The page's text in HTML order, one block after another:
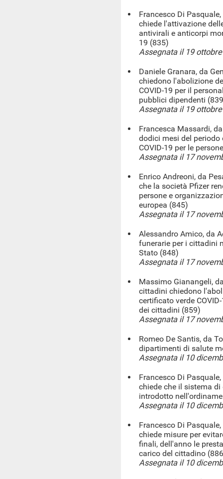
Francesco Di
chiede l'attivazione
antivirali e anticorpi
19 (835)
Assegnata il 19
Daniele Granara, da
chiedono l'abolizione
COVID-19 per il
pubblici dipendenti
Assegnata il 19
Francesca Massardi,
dodici mesi del
COVID-19 per le
Assegnata il 17
Enrico Andreoni, da
che la società Pfizer
persone e
europea (845)
Assegnata il 17
Alessandro Amico, da
funerarie per i cittadini
Stato (848)
Assegnata il 17
Massimo Gianangeli,
cittadini chiedono
certificato verde
dei cittadini (859)
Assegnata il 17
Romeo De Santis, da
dipartimenti di salute
Assegnata il 10
Francesco Di
chiede che il sistema
introdotto
Assegnata il 10
Francesco Di
chiede misure per
finali, dell'anno le
carico del cittadino
Assegnata il 10